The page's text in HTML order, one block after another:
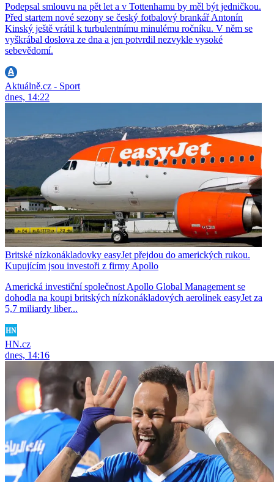
Podepsal smlouvu na pět let a v Tottenhamu by měl být jedničkou.
Před startem nové sezony se český fotbalový brankář Antonín
Kinský ještě vrátil k turbulentnímu minulému ročníku. V něm se
vyškrábal doslova ze dna a jen potvrdil nezvykle vysoké
sebevědomí.
Aktuálně.cz - Sport
dnes, 14:22
Britské nízkonákladovky easyJet přejdou do amerických rukou.
Kupujícím jsou investoři z firmy Apollo
Americká investiční společnost Apollo Global Management se
dohodla na koupi britských nízkonákladových aerolinek easyJet za
5,7 miliardy liber...
HN.cz
dnes, 14:16